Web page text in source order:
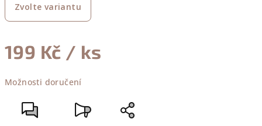
Zvolte variantu
199 Kč / ks
cena:
Možnosti doručení